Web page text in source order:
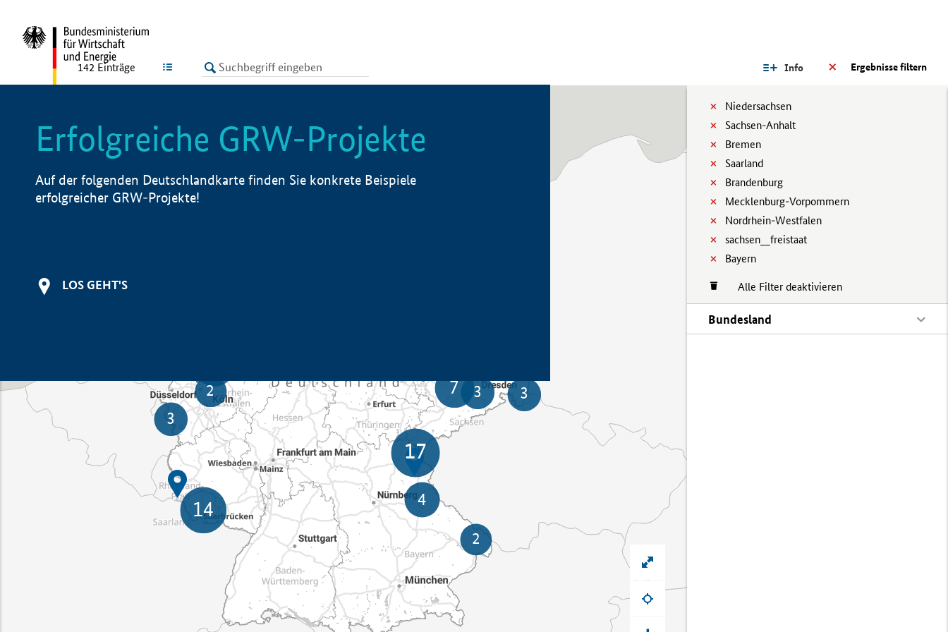
LISTE Ergebnisse filtern
Info
Niedersachsen
Sachsen-Anhalt
Bremen
Saarland
Brandenburg
Mecklenburg-Vorpommern
Nordrhein-Westfalen
sachsen__freistaat
Bayern
Alle Filter deaktivieren
Bundesland
142 Einträge
Erfolgreiche GRW-Projekte
Auf der folgenden Deutschlandkarte finden Sie konkrete Beispiele
erfolgreicher GRW-Projekte!
LOS GEHT'S